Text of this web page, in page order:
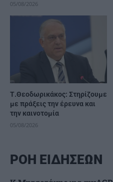
05/08/2026
Τ.Θεοδωρικάκος: Στηρίζουμε
με πράξεις την έρευνα και
την καινοτομία
05/08/2026
ΡΟΗ ΕΙΔΗΣΕΩΝ